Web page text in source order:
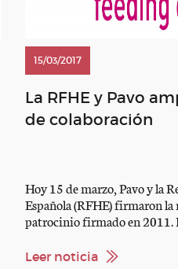
15/03/2017
La RFHE y Pavo
de colaboración
Hoy 15 de marzo, Pavo y la
Española (RFHE) firmaron
patrocinio firmado en 2011.
colaboración como
Leer noticia